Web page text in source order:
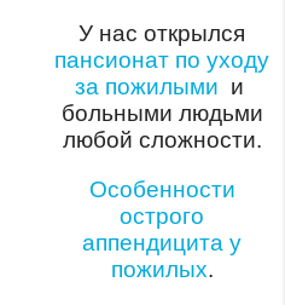
У нас открылся
пансионат по уходу
за пожилыми и
больными людьми
любой сложности.
Особенности
острого
аппендицита у
пожилых.